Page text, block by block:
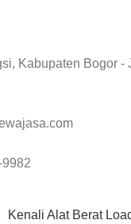
Kabupaten Bogor -
Kenali Alat Berat